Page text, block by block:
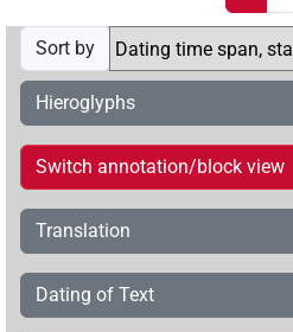
Sort by
Hieroglyphs
Switch annotation/block view
Translation
Dating of Text